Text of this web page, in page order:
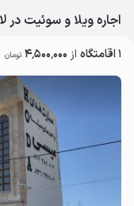
اجاره ویلا و سوئیت در
1 اقامتگاه از 4٬500٬000 تومان